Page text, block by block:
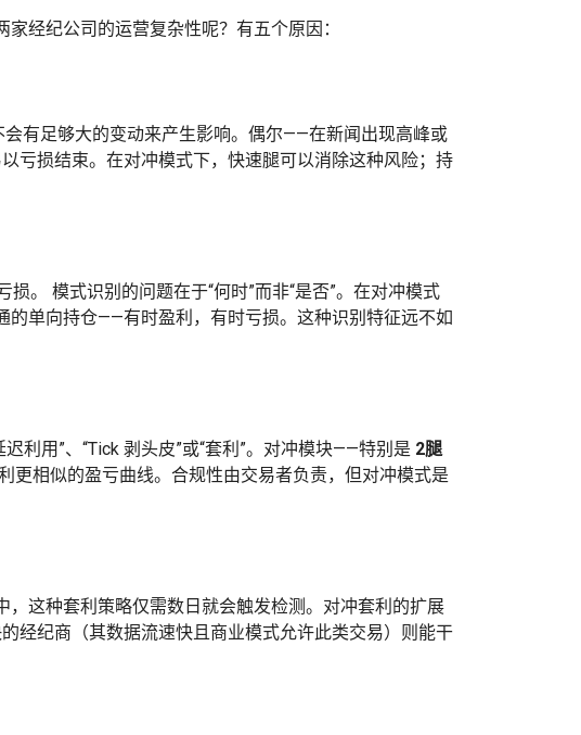
经纪公司的运营复杂性呢？有五个原因：
有足够大的变动来产生影响。偶尔——在新闻出现高峰或
亏损结束。在对冲模式下，快速腿可以消除这种风险；持
。 模式识别的问题在于“何时”而非“是否”。在对冲模式
的单向持仓——有时盈利，有时亏损。这种识别特征远不如
利用”、“Tick 剥头皮”或“套利”。对冲模块——特别是 2腿
相似的盈亏曲线。合规性由交易者负责，但对冲模式是
这种套利策略仅需数日就会触发检测。对冲套利的扩展
经纪商（其数据流速快且商业模式允许此类交易）则能干